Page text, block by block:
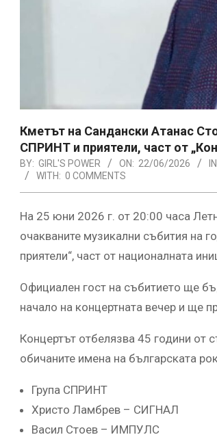
Кметът на Сандански Атанас
СПРИНТ и приятели, част от
BY: GIRL'S POWER ON: 22/06/2026
WITH: 0 COMMENTS
На 25 юни 2026 г. от 20:00 часа
очакваните музикални събития на
приятели“, част от националната
Официален гост на събитието ще
начало на концертната вечер и ще
Концертът отбелязва 45 години от
обичаните имена на българската
Група СПРИНТ
Христо Ламбрев – СИГНАЛ
Васил Стоев – ИМПУЛС